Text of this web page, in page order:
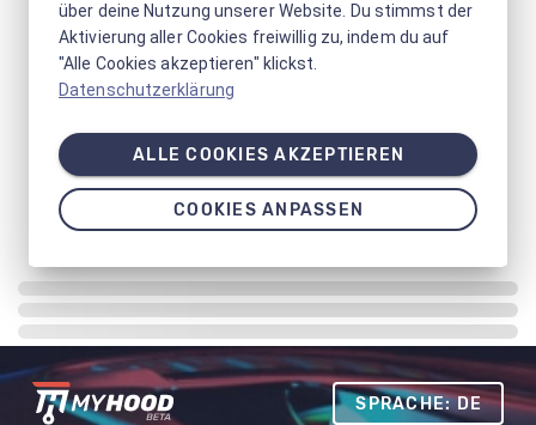
SPRACHE: DE
über deine Nutzung unserer Website. Du stimmst der
Aktivierung aller Cookies freiwillig zu, indem du auf
"Alle Cookies akzeptieren" klickst.
Datenschutzerklärung
ALLE COOKIES AKZEPTIEREN
COOKIES ANPASSEN